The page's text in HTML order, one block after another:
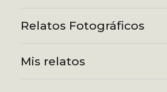
Relatos Fotográficos
Mis relatos